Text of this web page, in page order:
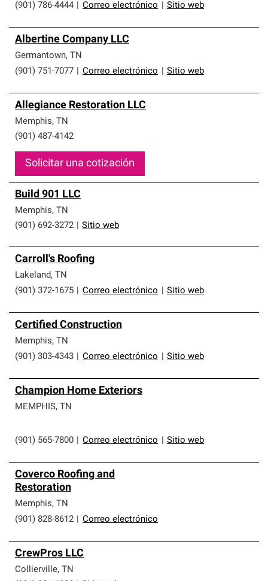
(901) 786-4444 Correo electrónico Sitio web
Albertine Company LLC
Germantown, TN
(901) 751-7077
Correo electrónico Sitio web
Allegiance Restoration LLC
Memphis, TN
(901) 487-4142
Solicitar una cotización
Build 901 LLC
Memphis, TN
(901) 692-3272
Sitio web
Carroll's Roofing
Lakeland, TN
(901) 372-1675
Correo electrónico Sitio web
Certified Construction
Memphis, TN
(901) 303-4343
Correo electrónico Sitio web
Champion Home Exteriors
MEMPHIS, TN
(901) 565-7800 Correo electrónico Sitio web
Coverco Roofing and
Restoration
Memphis, TN
(901) 828-8612
Correo electrónico
CrewPros LLC
Collierville, TN